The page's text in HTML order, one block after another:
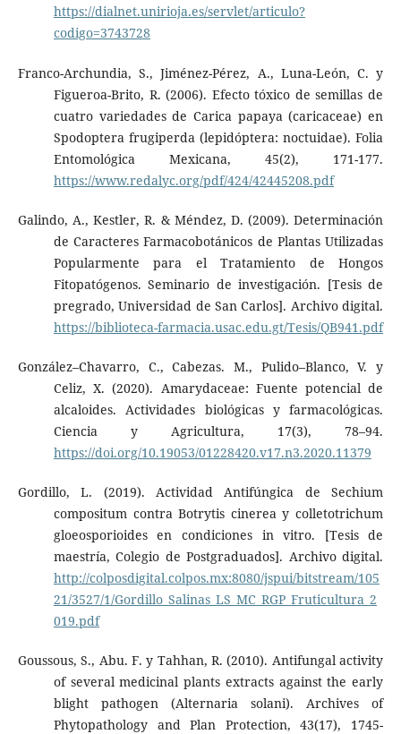
https://dialnet.unirioja.es/servlet/articulo?
codigo=3743728
Franco-Archundia, S., Jiménez-Pérez, A., Luna-León, C. y
Figueroa-Brito, R. (2006). Efecto tóxico de semillas de
cuatro variedades de Carica papaya (caricaceae) en
Spodoptera frugiperda (lepidóptera: noctuidae). Folia
Entomológica Mexicana, 45(2), 171-177.
https://www.redalyc.org/pdf/424/42445208.pdf
Galindo, A., Kestler, R. & Méndez, D. (2009). Determinación
de Caracteres Farmacobotánicos de Plantas Utilizadas
Popularmente para el Tratamiento de Hongos
Fitopatógenos. Seminario de investigación. [Tesis de
pregrado, Universidad de San Carlos]. Archivo digital.
https://biblioteca-farmacia.usac.edu.gt/Tesis/QB941.pdf
González–Chavarro, C., Cabezas. M., Pulido–Blanco, V. y
Celiz, X. (2020). Amarydaceae: Fuente potencial de
alcaloides. Actividades biológicas y farmacológicas.
Ciencia y Agricultura, 17(3), 78–94.
https://doi.org/10.19053/01228420.v17.n3.2020.11379
Gordillo, L. (2019). Actividad Antifúngica de Sechium
compositum contra Botrytis cinerea y colletotrichum
gloeosporioides en condiciones in vitro. [Tesis de
maestría, Colegio de Postgraduados]. Archivo digital.
http://colposdigital.colpos.mx:8080/jspui/bitstream/105
21/3527/1/Gordillo_Salinas_LS_MC_RGP_Fruticultura_2
019.pdf
Goussous, S., Abu. F. y Tahhan, R. (2010). Antifungal activity
of several medicinal plants extracts against the early
blight pathogen (Alternaria solani). Archives of
Phytopathology and Plan Protection, 43(17), 1745-